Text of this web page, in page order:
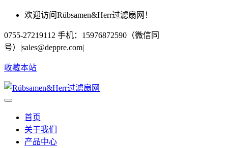
欢迎访问Rübsamen&Herr过滤扇网！
0755-27219112 手机：15976872590（微信同
号） |sales@deppre.com|
收藏本站
首页
关于我们
产品中心